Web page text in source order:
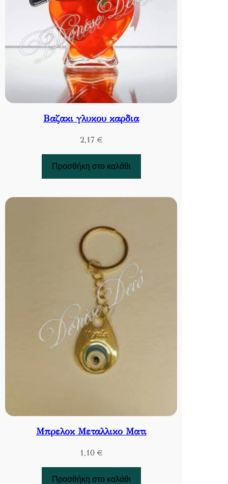
Βαζακι γλυκου καρδια
2,17 €
Προσθήκη στο καλάθι
Μπρελοκ Μεταλλικο Ματι
1,10 €
Προσθήκη στο καλάθι